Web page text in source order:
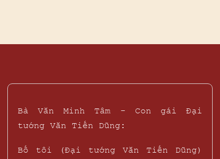
Bà Văn Minh Tâm - Con gái Đại
tướng Văn Tiến Dũng:
Bố tôi (Đại tướng Văn Tiến Dũng)